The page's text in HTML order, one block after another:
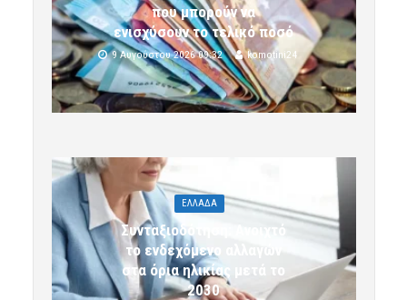
που μπορούν να
ενισχύσουν το τελικό ποσό
9 Αυγούστου 2026 09:32 komotini24
ΕΛΛΑΔΑ
Συνταξιοδότηση: Ανοιχτό
το ενδεχόμενο αλλαγών
στα όρια ηλικίας μετά το
2030